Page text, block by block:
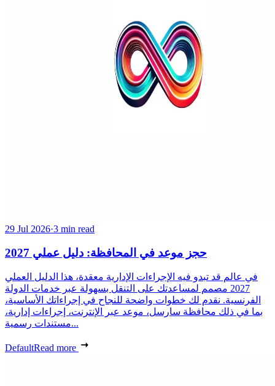
29 Jul 2026·3 min read
حجز موعد في المحافظة: دليل عملي 2027
في عالم قد تبدو فيه الإجراءات الإدارية معقدة، هذا الدليل العملي
2027 مصمم لمساعدتك على التنقل بسهولة عبر خدمات الدولة
الفرنسية. نقدم لك خطوات واضحة للنجاح في إجراءاتك الأساسية،
بما في ذلك محافظة سارسل، موعد عبر الإنترنت، إجراءات إدارية،
مستندات رسمية...
DefaultRead more